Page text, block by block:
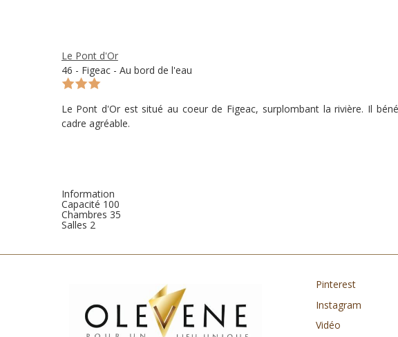
Le Pont d'Or
46 - Figeac - Au bord de l'eau
Le Pont d'Or est situé au coeur de Figeac, surplombant la rivière. Il
cadre agréable.
Information
Capacité 100
Chambres 35
Salles 2
Pinterest
Instagram
Vidéo